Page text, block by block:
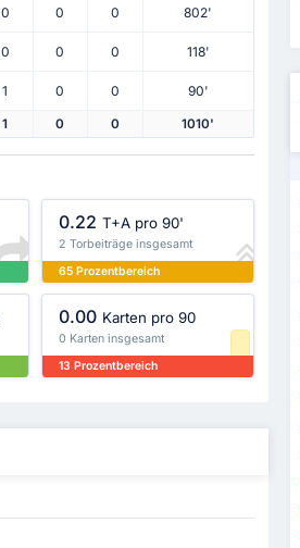
0 0 0 802'
0 0 0 118'
1 0 0 90'
1 0 0 1010'
0.22 T+A pro 90'
2 Torbeiträge insgesamt
65 Prozentbereich
0.00 Karten pro 90
0 Karten insgesamt
13 Prozentbereich